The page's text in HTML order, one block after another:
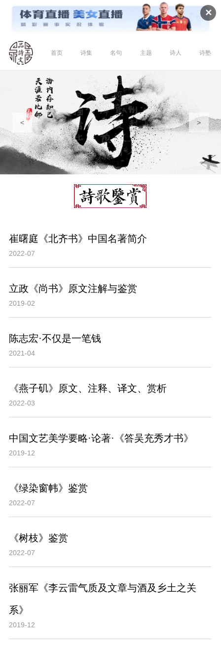
✕
首页 诗集 名句 主题 诗人 诗塾
< >
崔曙庭《北齐书》中国名著简介
2022-07
立政《尚书》原文注解与鉴赏
2019-02
陈志宏·不仅是一笔钱
2021-04
《燕子矶》原文、注释、译文、赏析
2022-03
中国文艺美学要略·论著·《答吴充秀才书》
2019-12
《绿染窗帏》鉴赏
2022-07
《树枝》鉴赏
2022-07
张丽军《李云雷气质及文章与酒及乡土之关
系》
2019-12